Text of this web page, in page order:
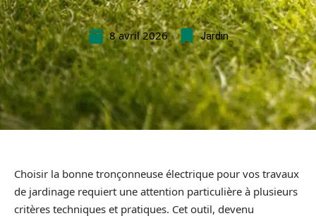
8 avril 2026 Jardin
Choisir la bonne tronçonneuse électrique pour vos travaux
de jardinage requiert une attention particulière à plusieurs
critères techniques et pratiques. Cet outil, devenu